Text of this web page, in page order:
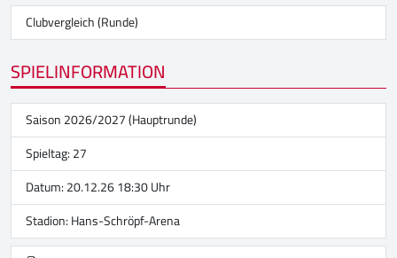
Clubvergleich (Runde)
SPIELINFORMATION
Saison 2026/2027 (Hauptrunde)
Spieltag: 27
Datum: 20.12.26 18:30 Uhr
Stadion:Hans-Schröpf-Arena